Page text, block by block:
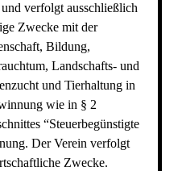
verfolgt ausschließlich
Zwecke mit der
Bildung,
Landschafts- und
und Tierhaltung in
wie in § 2
“Steuerbegünstigte
Der Verein verfolgt
Zwecke.